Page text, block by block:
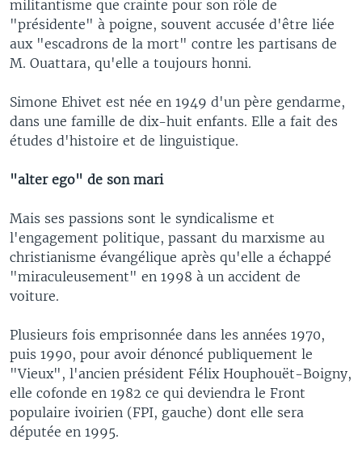
militantisme que crainte pour son rôle de
"présidente" à poigne, souvent accusée d'être liée
aux "escadrons de la mort" contre les partisans de
M. Ouattara, qu'elle a toujours honni.
Simone Ehivet est née en 1949 d'un père gendarme,
dans une famille de dix-huit enfants. Elle a fait des
études d'histoire et de linguistique.
"alter ego" de son mari
Mais ses passions sont le syndicalisme et
l'engagement politique, passant du marxisme au
christianisme évangélique après qu'elle a échappé
"miraculeusement" en 1998 à un accident de
voiture.
Plusieurs fois emprisonnée dans les années 1970,
puis 1990, pour avoir dénoncé publiquement le
"Vieux", l'ancien président Félix Houphouët-Boigny,
elle cofonde en 1982 ce qui deviendra le Front
populaire ivoirien (FPI, gauche) dont elle sera
députée en 1995.